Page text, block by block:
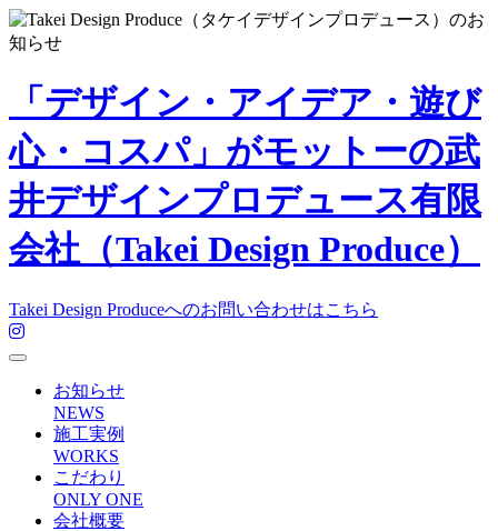
「デザイン・アイデア・遊び
心・コスパ」がモットーの武
井デザインプロデュース有限
会社（Takei Design Produce）
Takei Design Produceへのお問い合わせはこちら
お知らせ
NEWS
施工実例
WORKS
こだわり
ONLY ONE
会社概要